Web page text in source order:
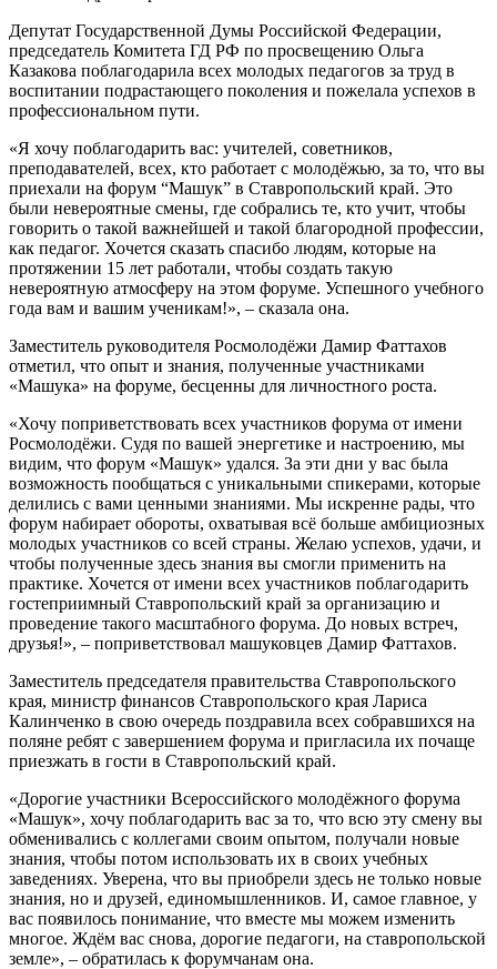
Депутат Государственной Думы Российской Федерации,
председатель Комитета ГД РФ по просвещению Ольга
Казакова поблагодарила всех молодых педагогов за труд в
воспитании подрастающего поколения и пожелала успехов в
профессиональном пути.
«Я хочу поблагодарить вас: учителей, советников,
преподавателей, всех, кто работает с молодёжью, за то, что вы
приехали на форум “Машук” в Ставропольский край. Это
были невероятные смены, где собрались те, кто учит, чтобы
говорить о такой важнейшей и такой благородной профессии,
как педагог. Хочется сказать спасибо людям, которые на
протяжении 15 лет работали, чтобы создать такую
невероятную атмосферу на этом форуме. Успешного учебного
года вам и вашим ученикам!», – сказала она.
Заместитель руководителя Росмолодёжи Дамир Фаттахов
отметил, что опыт и знания, полученные участниками
«Машука» на форуме, бесценны для личностного роста.
«Хочу поприветствовать всех участников форума от имени
Росмолодёжи. Судя по вашей энергетике и настроению, мы
видим, что форум «Машук» удался. За эти дни у вас была
возможность пообщаться с уникальными спикерами, которые
делились с вами ценными знаниями. Мы искренне рады, что
форум набирает обороты, охватывая всё больше амбициозных
молодых участников со всей страны. Желаю успехов, удачи, и
чтобы полученные здесь знания вы смогли применить на
практике. Хочется от имени всех участников поблагодарить
гостеприимный Ставропольский край за организацию и
проведение такого масштабного форума. До новых встреч,
друзья!», – поприветствовал машуковцев Дамир Фаттахов.
Заместитель председателя правительства Ставропольского
края, министр финансов Ставропольского края Лариса
Калинченко в свою очередь поздравила всех собравшихся на
поляне ребят с завершением форума и пригласила их почаще
приезжать в гости в Ставропольский край.
«Дорогие участники Всероссийского молодёжного форума
«Машук», хочу поблагодарить вас за то, что всю эту смену вы
обменивались с коллегами своим опытом, получали новые
знания, чтобы потом использовать их в своих учебных
заведениях. Уверена, что вы приобрели здесь не только новые
знания, но и друзей, единомышленников. И, самое главное, у
вас появилось понимание, что вместе мы можем изменить
многое. Ждём вас снова, дорогие педагоги, на ставропольской
земле», – обратилась к форумчанам она.